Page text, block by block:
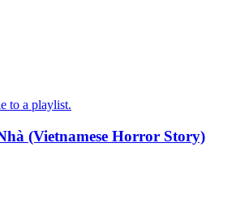
to a playlist.
(Vietnamese Horror Story)